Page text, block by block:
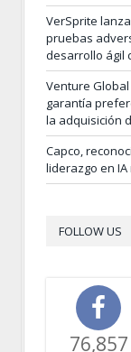
VerSprite
pruebas
desarrollo ágil
Venture
garantía
la adquisición
Capco,
liderazgo en
FOLLOW US
76,857